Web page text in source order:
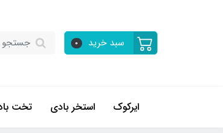
سبد خرید 0
ایرکوک استخر بادی تخت